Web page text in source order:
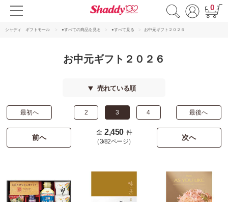
0
シャディ ギフトモール ●すべての商品を見る ●すべて見る お中元ギフト２０２６
お中元ギフト２０２６
売れている順
最初へ 2 3 4 最後へ
前へ 次へ
全 2,450 件
（3/82ページ）